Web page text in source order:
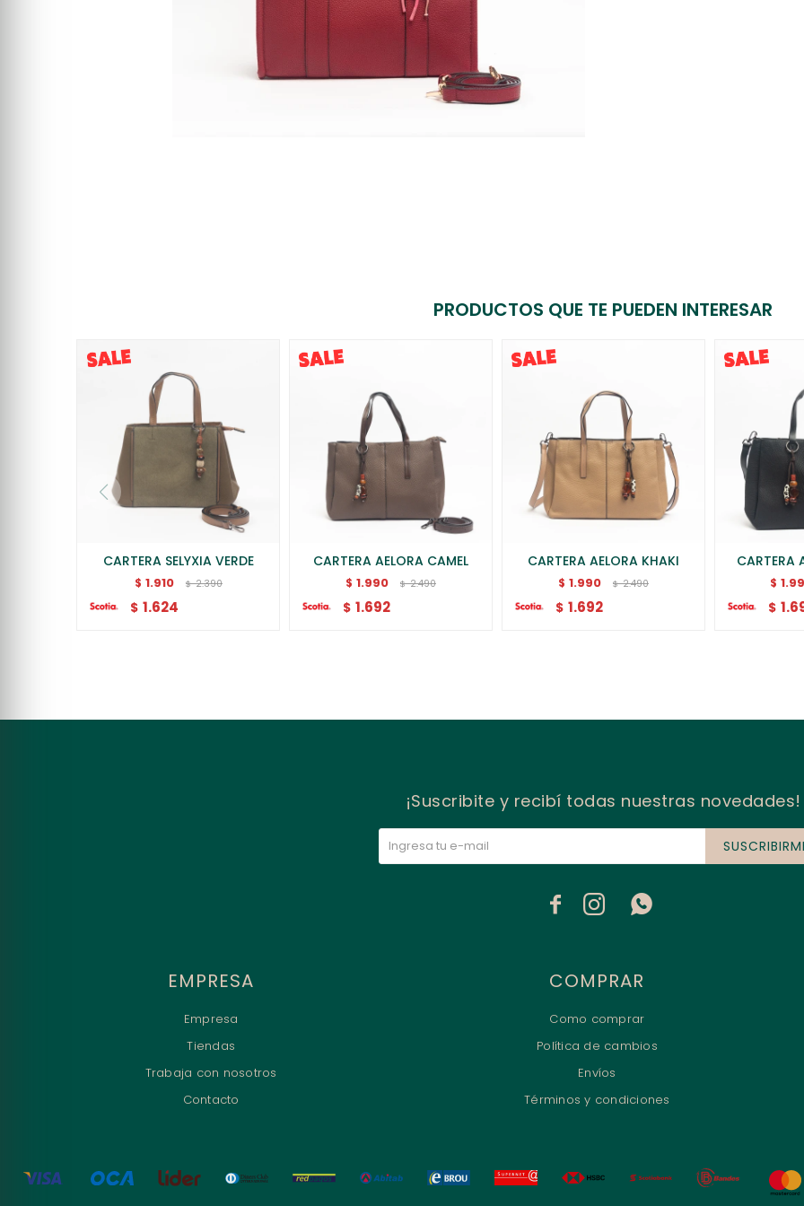
PRODUCTOS QUE TE PUEDEN INTERESAR
CARTERA SELYXIA VERDE
$ 1.910 $ 2.390
$ 1.624
CARTERA AELORA CAMEL
$ 1.990 $ 2.490
$ 1.692
CARTERA AELORA KHAKI
$ 1.990 $ 2.490
$ 1.692
CARTERA
$
$
EMPRESA
Empresa
Tiendas
Trabaja con nosotros
Contacto
COMPRAR
Como comprar
Política de cambios
Envíos
Términos y condiciones
¡Suscribite y recibí todas nuestras novedades!
  